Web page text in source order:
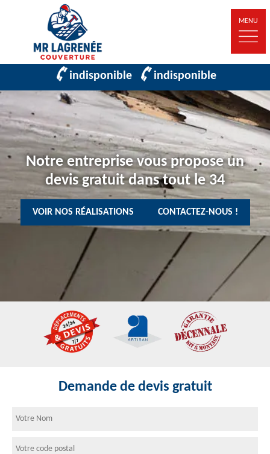
MENU
indisponible indisponible
Notre entreprise vous propose un
devis gratuit dans tout le 34
VOIR NOS RÉALISATIONS CONTACTEZ-NOUS !
Demande de devis gratuit